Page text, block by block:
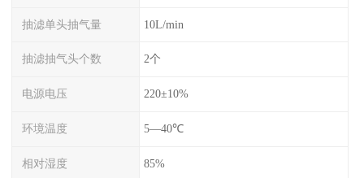
抽滤单头抽气量 10L/min
抽滤抽气头个数 2个
电源电压 220±10%
环境温度 5—40℃
相对湿度 85%